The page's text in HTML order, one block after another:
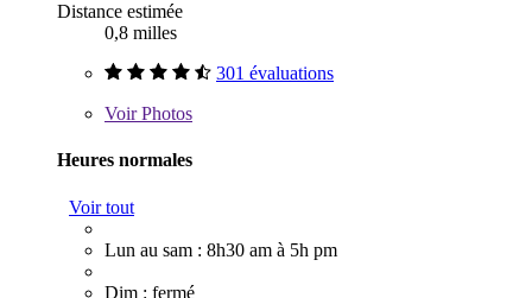
Distance estimée
0,8 milles
301 évaluations
VoirPhotos
Heures normales
Voir tout
Lun au sam : 8h30 am à 5h pm
Dim : fermé